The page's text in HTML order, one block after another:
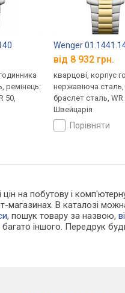
ремінець:
50,
Wenger
від 8 932 грн.
кварцові, корпус
нержавіюча сталь,
браслет сталь, WR
Швейцарія
порівняти
цін на побутову і
магазинах. В каталозі
, пошук товару за назвою,
багато іншого. Передрук